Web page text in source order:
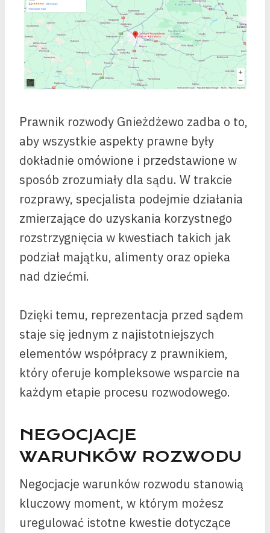
Prawnik rozwody Gnieżdżewo zadba o to,
aby wszystkie aspekty prawne były
dokładnie omówione i przedstawione w
sposób zrozumiały dla sądu. W trakcie
rozprawy, specjalista podejmie działania
zmierzające do uzyskania korzystnego
rozstrzygnięcia w kwestiach takich jak
podział majątku, alimenty oraz opieka
nad dziećmi.
Dzięki temu, reprezentacja przed sądem
staje się jednym z najistotniejszych
elementów współpracy z prawnikiem,
który oferuje kompleksowe wsparcie na
każdym etapie procesu rozwodowego.
NEGOCJACJE
WARUNKÓW ROZWODU
Negocjacje warunków rozwodu stanowią
kluczowy moment, w którym możesz
uregulować istotne kwestie dotyczące